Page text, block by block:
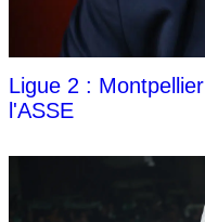
Ligue 2 :
l'ASSE